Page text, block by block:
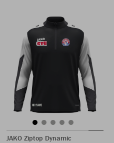
JAKO Ziptop Dynamic